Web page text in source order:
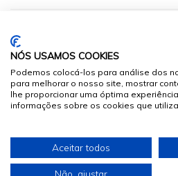
© 2026 Sumários.org
. Todos
Desenvolvido por
NÓS USAMOS COOKIES
Podemos colocá-los para análise dos
para melhorar o nosso site, mostrar
lhe proporcionar uma óptima
informações sobre os cookies que
Aceitar todos
Não, ajustar